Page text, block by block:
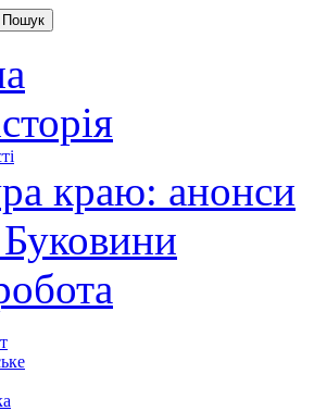
краю: анонси